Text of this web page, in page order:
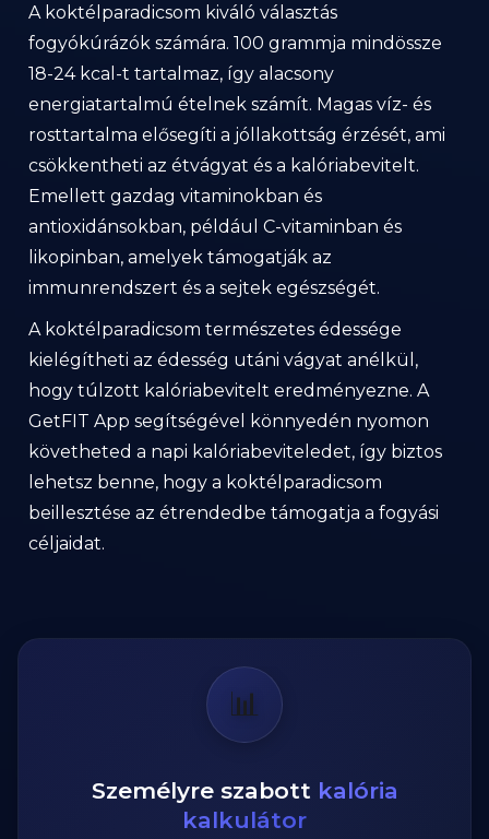
A koktélparadicsom kiváló választás
fogyókúrázók számára. 100 grammja mindössze
18-24 kcal-t tartalmaz, így alacsony
energiatartalmú ételnek számít. Magas víz- és
rosttartalma elősegíti a jóllakottság érzését, ami
csökkentheti az étvágyat és a kalóriabevitelt.
Emellett gazdag vitaminokban és
antioxidánsokban, például C-vitaminban és
likopinban, amelyek támogatják az
immunrendszert és a sejtek egészségét.
A koktélparadicsom természetes édessége
kielégítheti az édesség utáni vágyat anélkül,
hogy túlzott kalóriabevitelt eredményezne. A
GetFIT App segítségével könnyedén nyomon
követheted a napi kalóriabeviteledet, így biztos
lehetsz benne, hogy a koktélparadicsom
beillesztése az étrendedbe támogatja a fogyási
céljaidat.
📊
Személyre szabott kalória
kalkulátor